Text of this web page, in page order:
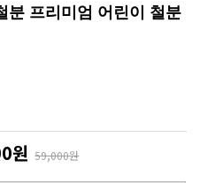
분 프리미엄 어린이 철분
원 59,000원